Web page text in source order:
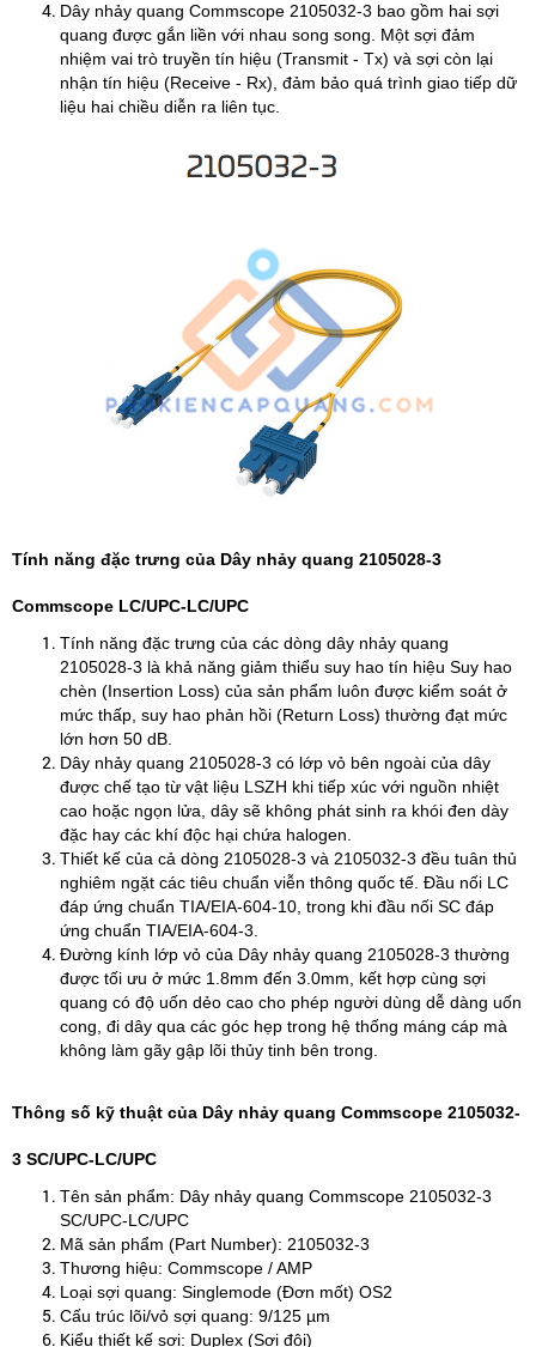
Dây nhảy quang Commscope 2105032-3 bao gồm hai sợi
quang được gắn liền với nhau song song. Một sợi đảm
nhiệm vai trò truyền tín hiệu (Transmit - Tx) và sợi còn lại
nhận tín hiệu (Receive - Rx), đảm bảo quá trình giao tiếp dữ
liệu hai chiều diễn ra liên tục.
Tính năng đặc trưng của Dây nhảy quang 2105028-3
Commscope LC/UPC-LC/UPC
Tính năng đặc trưng của các dòng dây nhảy quang
2105028-3 là khả năng giảm thiểu suy hao tín hiệu Suy hao
chèn (Insertion Loss) của sản phẩm luôn được kiểm soát ở
mức thấp, suy hao phản hồi (Return Loss) thường đạt mức
lớn hơn 50 dB.
Dây nhảy quang 2105028-3 có lớp vỏ bên ngoài của dây
được chế tạo từ vật liệu LSZH khi tiếp xúc với nguồn nhiệt
cao hoặc ngọn lửa, dây sẽ không phát sinh ra khói đen dày
đặc hay các khí độc hại chứa halogen.
Thiết kế của cả dòng 2105028-3 và 2105032-3 đều tuân thủ
nghiêm ngặt các tiêu chuẩn viễn thông quốc tế. Đầu nối LC
đáp ứng chuẩn TIA/EIA-604-10, trong khi đầu nối SC đáp
ứng chuẩn TIA/EIA-604-3.
Đường kính lớp vỏ của Dây nhảy quang 2105028-3 thường
được tối ưu ở mức 1.8mm đến 3.0mm, kết hợp cùng sợi
quang có độ uốn dẻo cao cho phép người dùng dễ dàng uốn
cong, đi dây qua các góc hẹp trong hệ thống máng cáp mà
không làm gãy gập lõi thủy tinh bên trong.
Thông số kỹ thuật của Dây nhảy quang Commscope 2105032-
3 SC/UPC-LC/UPC
Tên sản phẩm: Dây nhảy quang Commscope 2105032-3
SC/UPC-LC/UPC
Mã sản phẩm (Part Number): 2105032-3
Thương hiệu: Commscope / AMP
Loại sợi quang: Singlemode (Đơn mốt) OS2
Cấu trúc lõi/vỏ sợi quang: 9/125 µm
Kiểu thiết kế sợi: Duplex (Sợi đôi)